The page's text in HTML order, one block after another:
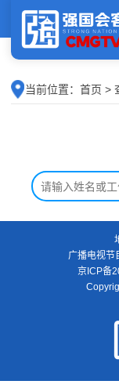
当前位置： 首页 >
广播电视节
京ICP备